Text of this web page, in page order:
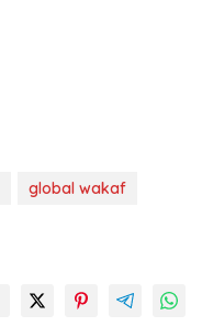
global wakaf